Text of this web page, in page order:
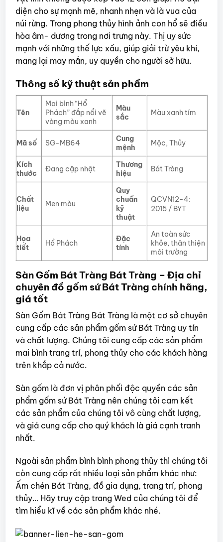
diện cho sự mạnh mẽ, nhanh nhẹn và là vua của
núi rừng. Trong phong thủy hình ảnh con hổ sẽ điều
hòa âm- dương trong nơi trưng này. Thị uy sức
mạnh với những thế lực xấu, giúp giải trừ yêu khí,
mang lại may mắn, uy quyền cho người sở hữu.
Thông số kỹ thuật sản phẩm
Tên
Mai bình “Hổ
Phách” đắp nổi vẽ
vàng màu xanh
Màu
sắc
Màu xanh tím
Mã số SG-MB64
Cung
mệnh
Mộc, Thủy
Kích
thước
Đang cập nhật
Thương
hiệu
Bát Tràng
Chất
liệu
Men màu
Quy
chuẩn
kỹ
thuật
QCVN12-4:
2015 / BYT
Họa
tiết
Hổ Phách
Đặc
tính
An toàn sức
khỏe, thân thiện
môi trường
Sàn Gốm Bát Tràng Bát Tràng – Địa chỉ
chuyên đồ gốm sứ Bát Tràng chính hãng,
giá tốt
Sàn Gốm Bát Tràng Bát Tràng là một cơ sở chuyên
cung cấp các sản phẩm gốm sứ Bát Tràng uy tín
và chất lượng. Chúng tôi cung cấp các sản phẩm
mai bình trang trí, phong thủy cho các khách hàng
trên khắp cả nước.
Sàn gốm là đơn vị phân phối độc quyền các sản
phẩm gốm sứ Bát Tràng nên chúng tôi cam kết
các sản phẩm của chúng tôi vô cùng chất lượng,
và giá cung cấp cho quý khách là giá cạnh tranh
nhất.
Ngoài sản phẩm bình bình phong thủy thì chúng tôi
còn cung cấp rất nhiều loại sản phẩm khác như:
Ấm chén Bát Tràng, đồ gia dụng, trang trí, phong
thủy… Hãy truy cập trang Wed của chúng tôi để
tìm hiểu kĩ về các sản phẩm khác nhé.